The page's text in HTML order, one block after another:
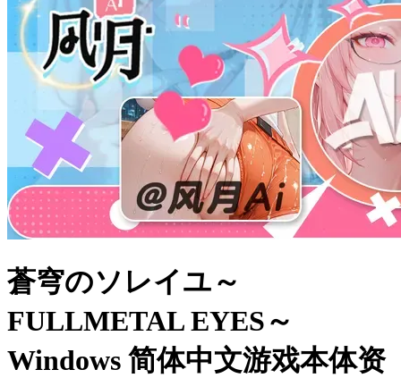
蒼穹のソレイユ～
FULLMETAL EYES～
Windows 简体中文游戏本体资